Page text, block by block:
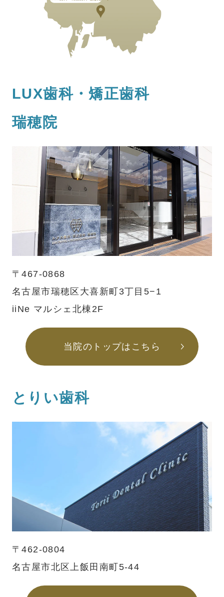
LUX歯科・矯正歯科
瑞穂院
〒467-0868
名古屋市瑞穂区大喜新町3丁目5−1
iiNe マルシェ北棟2F
当院のトップはこちら
とりい歯科
〒462-0804
名古屋市北区上飯田南町5-44